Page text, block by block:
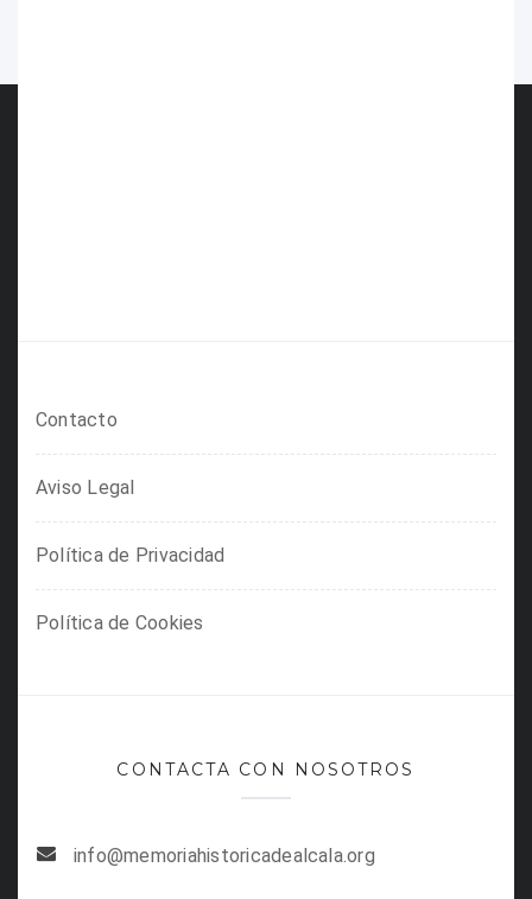
Contacto
Aviso Legal
Política de Privacidad
Política de Cookies
CONTACTA CON NOSOTROS
info@memoriahistoricadealcala.org